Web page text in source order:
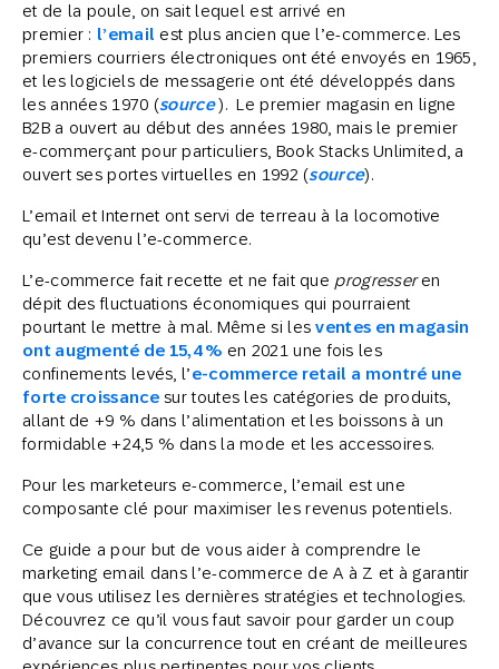
et de la poule, on sait lequel est arrivé en
premier : l’email est plus ancien que l’e-commerce. Les
premiers courriers électroniques ont été envoyés en 1965,
et les logiciels de messagerie ont été développés dans
les années 1970 (source). Le premier magasin en ligne
B2B a ouvert au début des années 1980, mais le premier
e-commerçant pour particuliers, Book Stacks Unlimited, a
ouvert ses portes virtuelles en 1992 (source).
L’email et Internet ont servi de terreau à la locomotive
qu’est devenu l’e-commerce.
L’e-commerce fait recette et ne fait que progresseren
dépit des fluctuations économiques qui pourraient
pourtant le mettre à mal. Même si lesventes en magasin
ont augmenté de 15,4 % en 2021 une fois les
confinements levés, l’e-commerce retail a montré une
forte croissancesur toutes les catégories de produits,
allant de +9 % dans l’alimentation et les boissons à un
formidable +24,5 % dans la mode et les accessoires.
Pour les marketeurs e-commerce, l’email est une
composante clé pour maximiser les revenus potentiels.
Ce guide a pour but de vous aider à comprendre le
marketing email dans l’e-commerce de A à Z et à garantir
que vous utilisez les dernières stratégies et technologies.
Découvrez ce qu’il vous faut savoir pour garder un coup
d’avance sur la concurrence tout en créant de meilleures